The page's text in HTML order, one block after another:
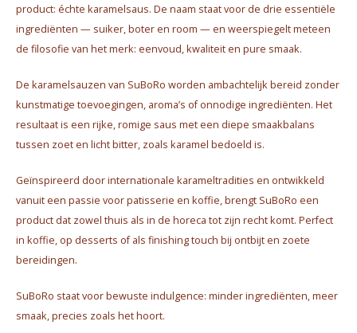
Koffiepads en -cups
Koffie accessoires
Koffie Abonnementen
Chai
Thee Accessoires
Koffie- en theekopjes
Jura Onderhoudsproducten
Home Barista Tools
Koffiefilterhouders
Koffiemolens
Waterkokers
Chocolade, granola en Drankpoeders
Boeken
voor HEM
Geschenkpakketten
Leuk om cadeau te geven
Everything Pink
English
product: échte karamelsaus. De naam staat voor de drie essentiële
ingrediënten — suiker, boter en room — en weerspiegelt meteen
de filosofie van het merk: eenvoud, kwaliteit en pure smaak.
De karamelsauzen van SuBoRo worden ambachtelijk bereid zonder
kunstmatige toevoegingen, aroma’s of onnodige ingrediënten. Het
resultaat is een rijke, romige saus met een diepe smaakbalans
tussen zoet en licht bitter, zoals karamel bedoeld is.
Geïnspireerd door internationale karameltradities en ontwikkeld
vanuit een passie voor patisserie en koffie, brengt SuBoRo een
product dat zowel thuis als in de horeca tot zijn recht komt. Perfect
in koffie, op desserts of als finishing touch bij ontbijt en zoete
bereidingen.
SuBoRo staat voor bewuste indulgence: minder ingrediënten, meer
smaak, precies zoals het hoort.